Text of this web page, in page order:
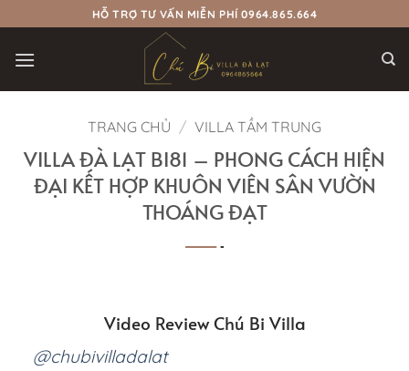
qua
nội
HỖ TRỢ TƯ VẤN MIỄN PHÍ 0964.865.664
TRANG CHỦ / VILLA TẦM TRUNG
VILLA ĐÀ LẠT BI81 – PHONG CÁCH HIỆN
ĐẠI KẾT HỢP KHUÔN VIÊN SÂN VƯỜN
THOÁNG ĐẠT
Video Review Chú Bi Villa
@chubivilladalat